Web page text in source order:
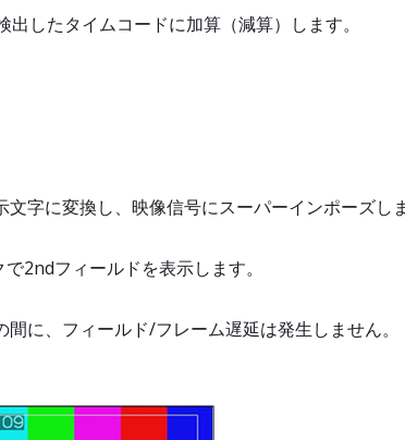
したタイムコードに加算（減算）します。
字に変換し、映像信号にスーパーインポーズし
2ndフィールドを表示します。
に、フィールド/フレーム遅延は発生しません。